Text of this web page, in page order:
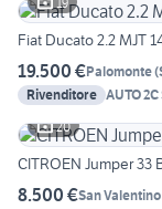
Fiat Ducato 2.2 MJT
19.500 €Palomonte(
Rivenditore AUTO 2C
20
CITROEN Jumper 33
8.500 €San